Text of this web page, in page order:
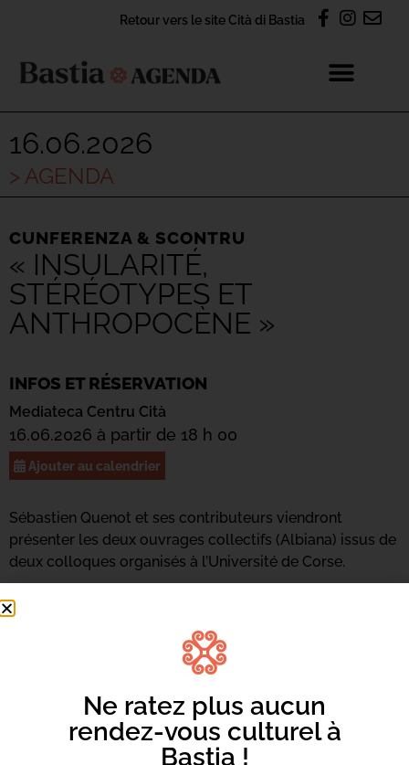
Retour vers le site Cità di Bastia
16.06.2026
> AGENDA
CUNFERENZA & SCONTRU
« INSULARITÉ,
STÉRÉOTYPES ET
ANTHROPOCÈNE »
INFOS ET RÉSERVATION
Mediateca Centru Cità
16.06.2026 à partir de 18 h 00
Ajouter au calendrier
Sébastien Quenot et ses contributeurs viendront
présenter les deux ouvrages collectifs (Albiana) issus de
deux colloques organisés à l’Université de Corse.
Ne ratez plus aucun
rendez-vous culturel à
Bastia !